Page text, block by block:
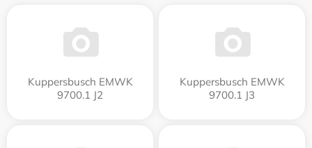
Kuppersbusch EMWK
9700.1 J2
Kuppersbusch EMWK
9700.1 J3